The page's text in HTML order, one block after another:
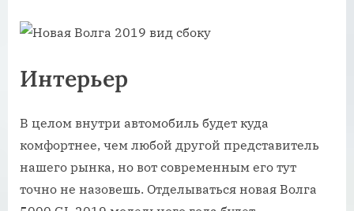
Интерьер
В целом внутри автомобиль будет куда
комфортнее, чем любой другой представитель
нашего рынка, но вот современным его тут
точно не назовешь. Отделываться новая Волга